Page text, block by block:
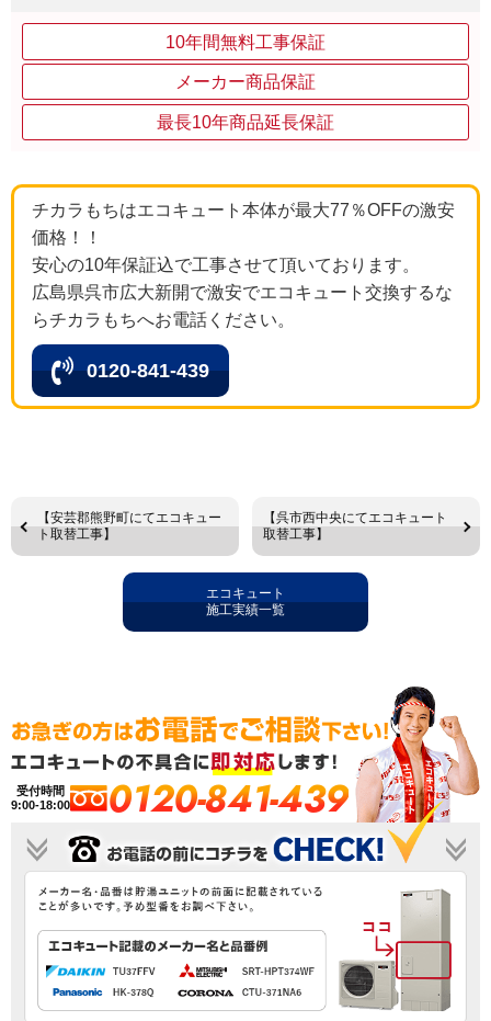
10年間無料工事保証
メーカー商品保証
最長10年商品延長保証
チカラもちはエコキュート本体が最大77％OFFの激安
価格！！
安心の10年保証込で工事させて頂いております。
広島県呉市広大新開で激安でエコキュート交換するな
らチカラもちへお電話ください。
0120-841-439
【安芸郡熊野町にてエコキュー
ト取替工事】
【呉市西中央にてエコキュート
取替工事】
エコキュート
施工実績一覧
受付時間
9:00-18:00
0120-841-439